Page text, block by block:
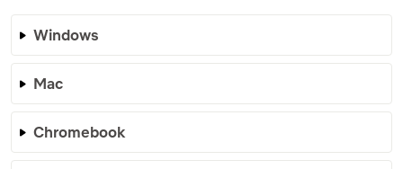
Windows
Mac
Chromebook